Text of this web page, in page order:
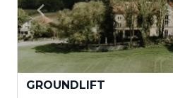
GROUNDLIFT